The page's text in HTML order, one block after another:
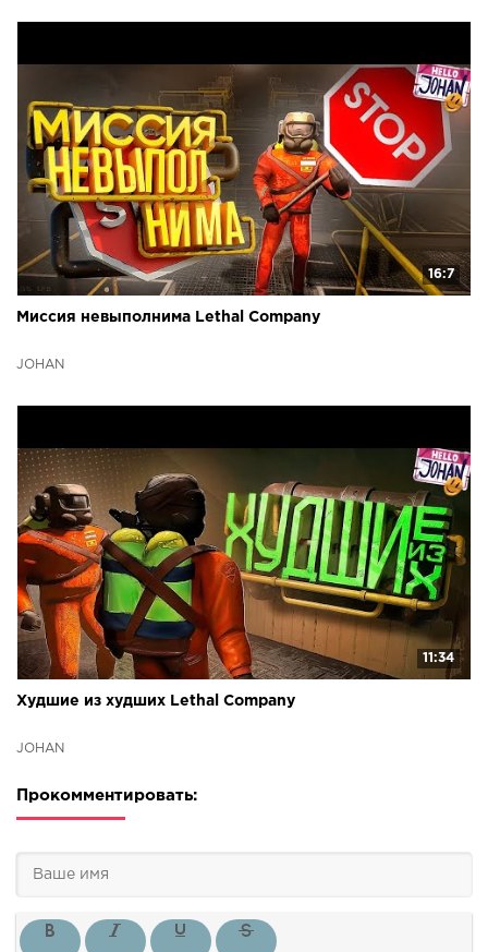
16:7
Миссия невыполнима Lethal Company
JOHAN
11:34
Худшие из худших Lethal Company
JOHAN
Прокомментировать: